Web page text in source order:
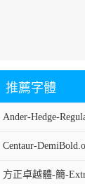
推薦字體
Ander-Hedge-
Centaur-
方正卓越體-簡-